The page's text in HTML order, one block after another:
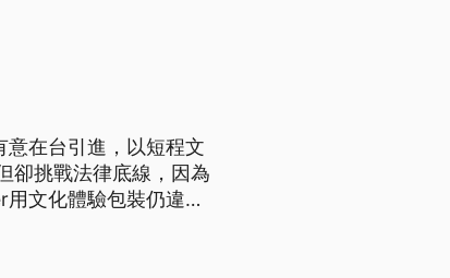
在台引進，以短程文
卻挑戰法律底線，因為
用文化體驗包裝仍違